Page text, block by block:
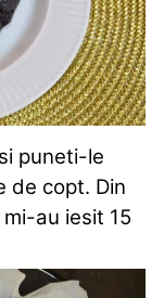
puneti-le
de copt. Din
au iesit 15